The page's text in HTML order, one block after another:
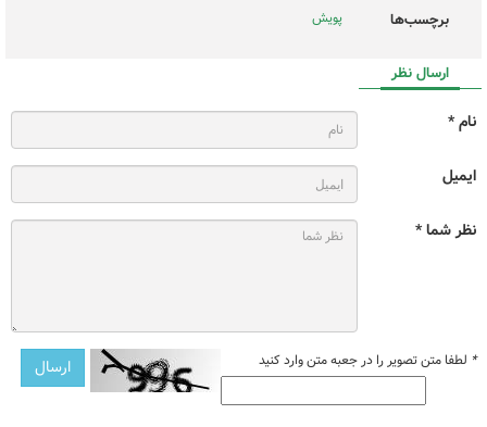
برچسب‌ها پویش
ارسال نظر
نام *
ایمیل
نظر شما *
* لطفا متن تصویر را در جعبه متن وارد کنید